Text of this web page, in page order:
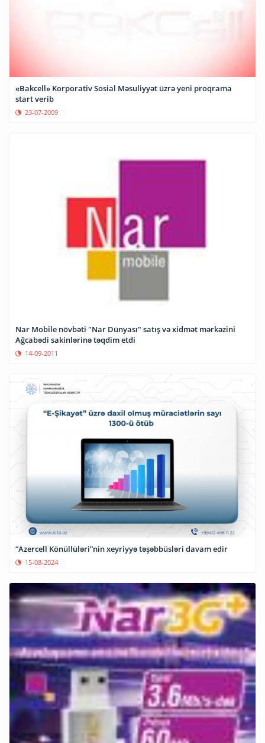
«Bakcell» Korporativ Sosial Məsuliyyət üzrə yeni proqrama
start verib
23-07-2009
Nar Mobile növbəti "Nar Dünyası" satış və xidmət mərkəzini
Ağcabədi sakinlərinə təqdim etdi
14-09-2011
“Azercell Könüllüləri”nin xeyriyyə təşəbbüsləri davam edir
15-08-2024